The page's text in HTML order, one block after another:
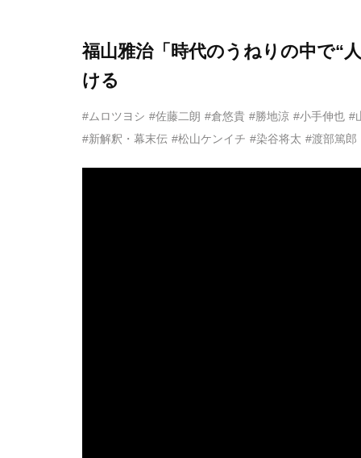
福山雅治「時代のうねりの中で“
ける
#ムロツヨシ #佐藤二朗 #倉悠貴 #勝地涼 #小手伸也 #
#新解釈・幕末伝 #松山ケンイチ #染谷将太 #渡部篤郎